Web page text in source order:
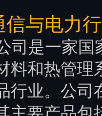
信与电力
是一家国
料和热管理
行业。公